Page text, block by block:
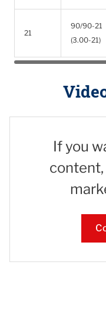
21
90/90-21
(3.00-21)
If you